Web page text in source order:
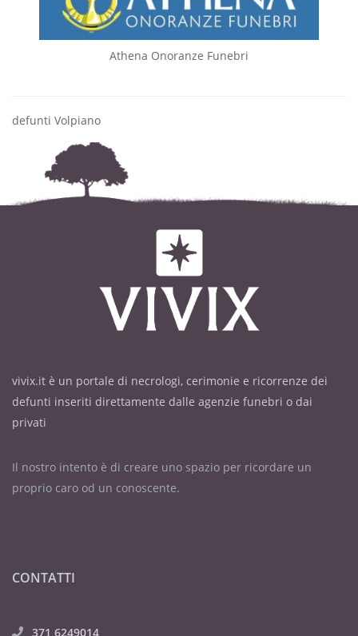
Athena Onoranze Funebri
defunti Volpiano
vivix.it è un portale di necrologi, cerimonie e ricorrenze dei
defunti inseriti direttamente dalle agenzie funebri o dai
privati
Il nostro intento è di creare uno spazio per ricordare un
proprio caro od un conoscente.
CONTATTI
371 6249014